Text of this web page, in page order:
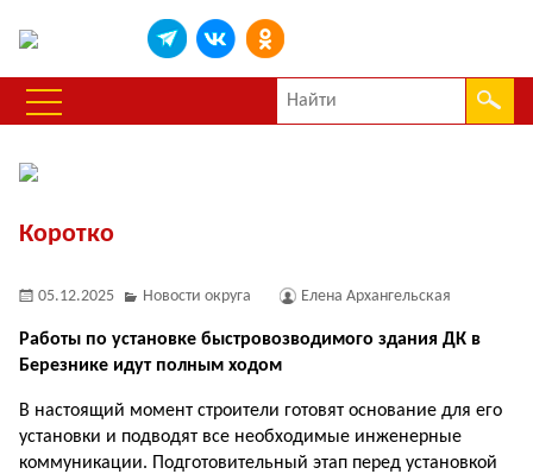
Коротко
05.12.2025 Новости округа Елена Архангельская
Работы по установке быстровозводимого здания ДК в
Березнике идут полным ходом
В настоящий момент строители готовят основание для его
установки и подводят все необходимые инженерные
комму­никации. Подготовительный этап перед установкой